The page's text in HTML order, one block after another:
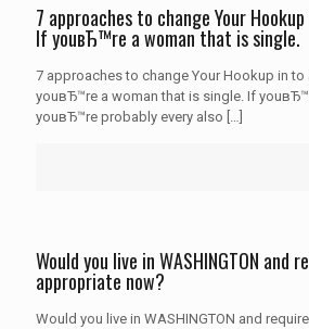
7 approaches to change Your
If youвЂ™re a woman that is single.
7 approaches to change Your Hookup in to
youвЂ™re a woman that is single. If
youвЂ™re probably every also […]
Would you live in WASHINGTON and
appropriate now?
Would you live in WASHINGTON and